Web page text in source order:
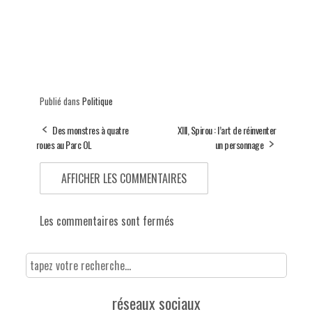
Publié dans Politique
Des monstres à quatre
roues au Parc OL
XIII, Spirou : l’art de réinventer
un personnage
AFFICHER LES COMMENTAIRES
Les commentaires sont fermés
réseaux sociaux